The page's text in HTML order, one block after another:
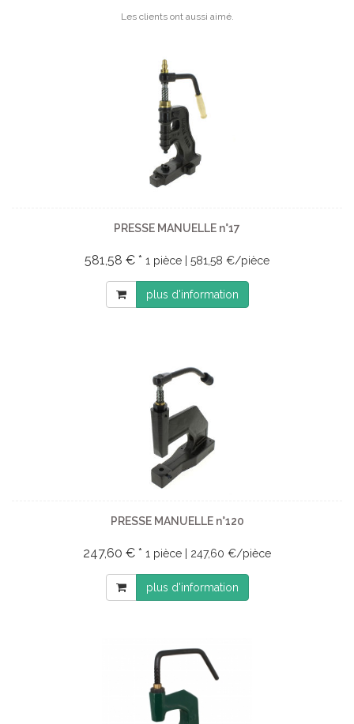
Les clients ont aussi aimé.
PRESSE MANUELLE n°17
581,58 € * 1 pièce | 581,58 €/pièce
plus d'information
PRESSE MANUELLE n°120
247,60 € * 1 pièce | 247,60 €/pièce
plus d'information